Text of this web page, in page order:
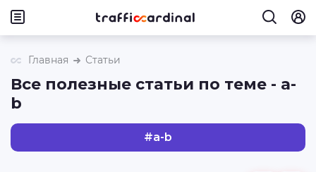
Главная Статьи
Все полезные статьи по теме - а-
b
#а-b